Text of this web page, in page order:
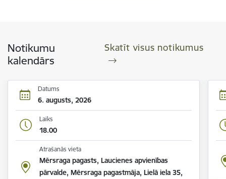
Notikumu
kalendārs
Skatīt visus notikumus
Datums
6. augusts, 2026
Laiks
18.00
Atrašanās vieta
Mērsraga pagasts, Laucienes apvienības
pārvalde, Mērsraga pagastmāja, Lielā iela 35,